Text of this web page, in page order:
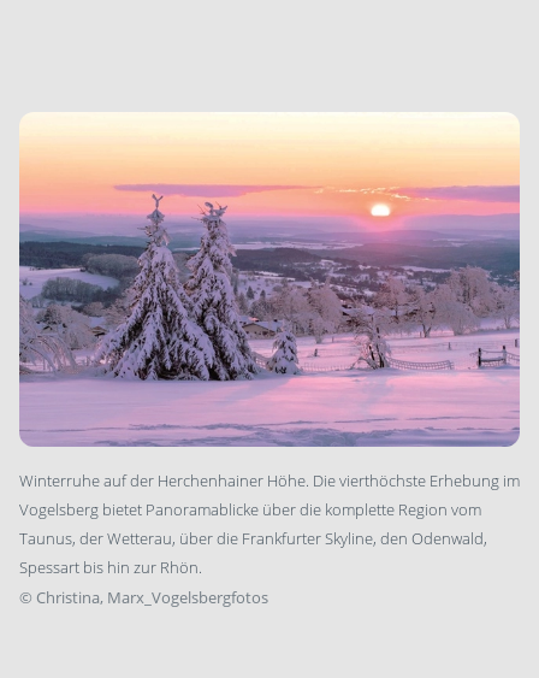
Winterruhe auf der Herchenhainer Höhe. Die vierthöchste Erhebung im
Vogelsberg bietet Panoramablicke über die komplette Region vom
Taunus, der Wetterau, über die Frankfurter Skyline, den Odenwald,
Spessart bis hin zur Rhön.
© Christina, Marx_Vogelsbergfotos